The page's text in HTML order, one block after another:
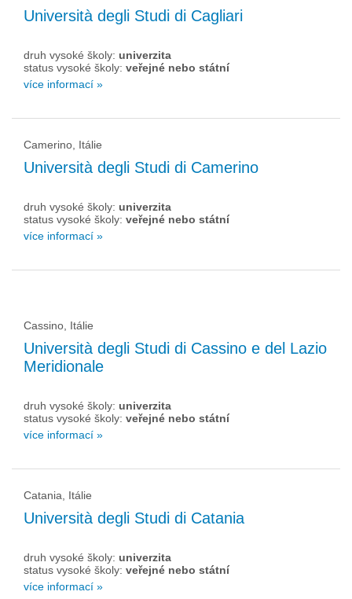
Università degli Studi di Cagliari
druh vysoké školy: univerzita
status vysoké školy: veřejné nebo státní
více informací »
Camerino, Itálie
Università degli Studi di Camerino
druh vysoké školy: univerzita
status vysoké školy: veřejné nebo státní
více informací »
Cassino, Itálie
Università degli Studi di Cassino e del Lazio
Meridionale
druh vysoké školy: univerzita
status vysoké školy: veřejné nebo státní
více informací »
Catania, Itálie
Università degli Studi di Catania
druh vysoké školy: univerzita
status vysoké školy: veřejné nebo státní
více informací »